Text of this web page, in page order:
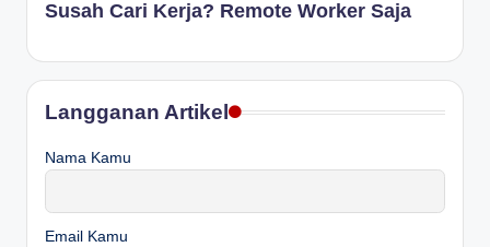
Susah Cari Kerja? Remote Worker Saja
Langganan Artikel
Nama Kamu
Email Kamu